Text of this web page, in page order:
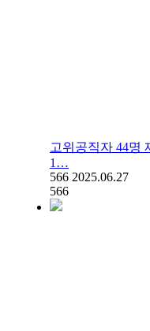
고위공직자 44명
1…
566 2025.06.27
566